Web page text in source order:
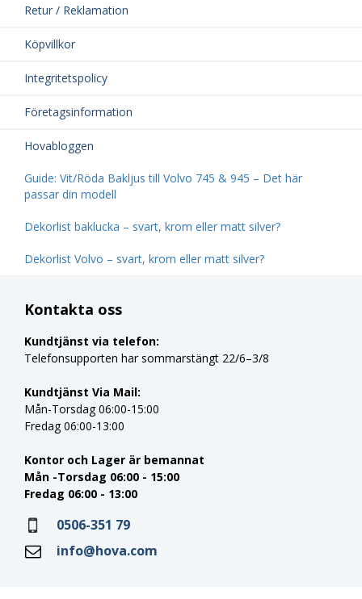
Retur / Reklamation
Köpvillkor
Integritetspolicy
Företagsinformation
Hovabloggen
Guide: Vit/Röda Bakljus till Volvo 745 & 945 – Det här
passar din modell
Dekorlist baklucka – svart, krom eller matt silver?
Dekorlist Volvo – svart, krom eller matt silver?
Kontakta oss
Kundtjänst via telefon:
Telefonsupporten har sommarstängt 22/6–3/8
Kundtjänst Via Mail:
Mån-Torsdag 06:00-15:00
Fredag 06:00-13:00
Kontor och Lager är bemannat
Mån -Torsdag 06:00 - 15:00
Fredag 06:00 - 13:00
0506-351 79
info@hova.com